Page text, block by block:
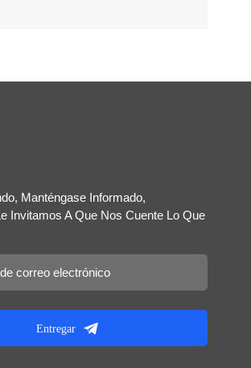
Manténgase Informado,
Invitamos A Que Nos Cuente Lo Que
Entregar